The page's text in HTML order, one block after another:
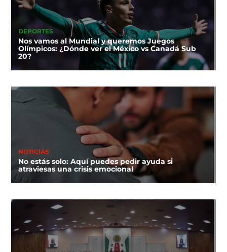
DEPORTES
Nos vamos al Mundial y queremos Juegos
Olímpicos: ¿Dónde ver el México vs Canadá Sub
20?
NOTICIAS
No estás solo: Aquí puedes pedir ayuda si
atraviesas una crisis emocional